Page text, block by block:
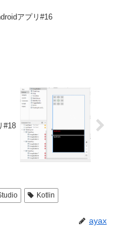
アプリ#16
#18
Kotlin
ayax